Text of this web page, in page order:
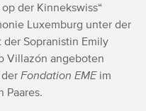
der Kinnekswiss“
Luxemburg unter der
Sopranistin Emily
Villazón angeboten
Fondation EMEim
Paares.